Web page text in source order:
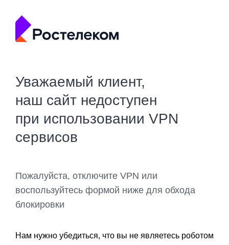
Уважаемый клиент,
наш сайт недоступен
при использовании VPN
сервисов
Пожалуйста, отключите VPN или
воспользуйтесь формой ниже для обхода
блокировки
Нам нужно убедиться, что вы не являетесь роботом